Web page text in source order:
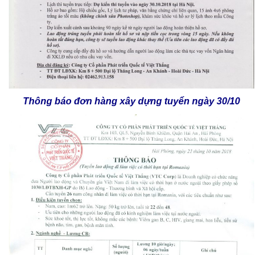
Thông báo đơn hàng xây dựng tuyển ngày 30/10